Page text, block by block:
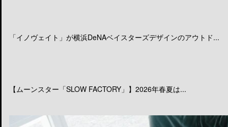
「イノヴェイト」が横浜DeNAベイスターズデザインのアウトド...
【ムーンスター「SLOW FACTORY」】2026年春夏は...